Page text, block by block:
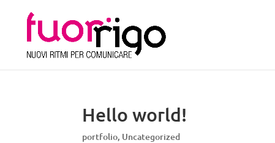
Hello world!
portfolio, Uncategorized